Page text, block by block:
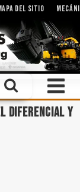
DEL SITIO
Implementos
DIFERENCIAL Y